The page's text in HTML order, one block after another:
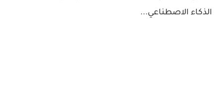
الذكاء الاصطناعي...